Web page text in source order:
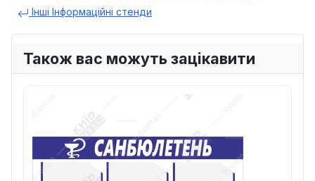
Інші Інформаційні стенди
Також вас можуть зацікавити